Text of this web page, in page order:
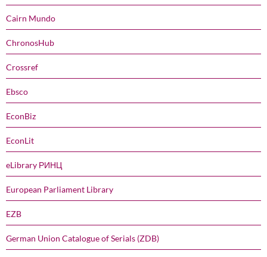
Cairn Mundo
ChronosHub
Crossref
Ebsco
EconBiz
EconLit
eLibrary РИНЦ
European Parliament Library
EZB
German Union Catalogue of Serials (ZDB)